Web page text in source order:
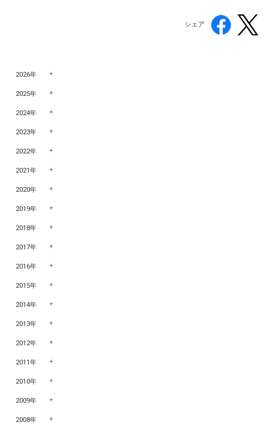
シェア
2026年
2025年
2024年
2023年
2022年
2021年
2020年
2019年
2018年
2017年
2016年
2015年
2014年
2013年
2012年
2011年
2010年
2009年
2008年